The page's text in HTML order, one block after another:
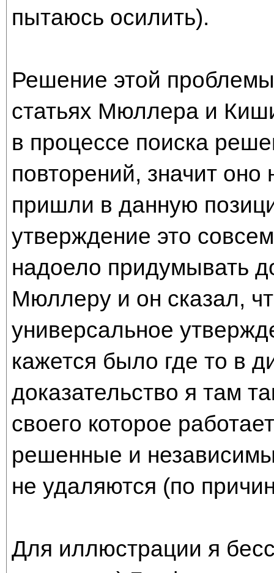
пытаюсь осилить).
Решение этой
статьях Мюллера и
в процессе поиска
повторений, значит оно
пришли в данную
утверждение это
надоело придумывать
Мюллеру и он сказал,
универсальное
кажется было где то в
доказательство я там
своего которое
решенные и
не удаляются (по
Для иллюстрации я